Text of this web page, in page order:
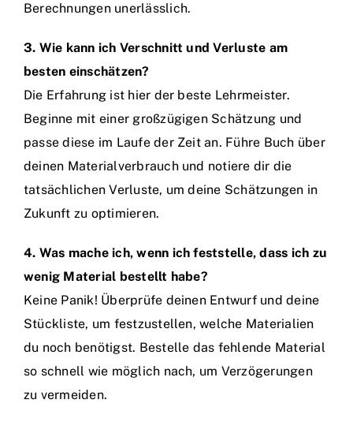
Berechnungen unerlässlich.
3. Wie kann ich Verschnitt und Verluste am
besten einschätzen?
Die Erfahrung ist hier der beste Lehrmeister.
Beginne mit einer großzügigen Schätzung und
passe diese im Laufe der Zeit an. Führe Buch über
deinen Materialverbrauch und notiere dir die
tatsächlichen Verluste, um deine Schätzungen in
Zukunft zu optimieren.
4. Was mache ich, wenn ich feststelle, dass ich zu
wenig Material bestellt habe?
Keine Panik! Überprüfe deinen Entwurf und deine
Stückliste, um festzustellen, welche Materialien
du noch benötigst. Bestelle das fehlende Material
so schnell wie möglich nach, um Verzögerungen
zu vermeiden.